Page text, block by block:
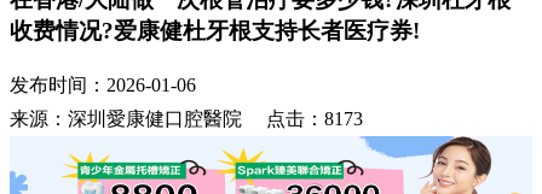
收费情况?爱康健杜牙根支持长者医疗券!
发布时间：2026-01-06
来源：深圳愛康健口腔醫院 点击：8173